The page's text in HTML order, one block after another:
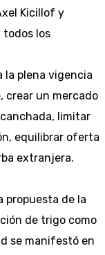
Kicillof y
todos los
la plena vigencia
crear un mercado
limitar
equilibrar oferta
extranjera.
propuesta de la
de trigo como
se manifestó en